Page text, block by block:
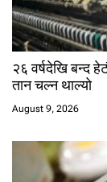
२६ वर्षदेखि बन्द
तान चल्न थाल्यो
August 9, 2026